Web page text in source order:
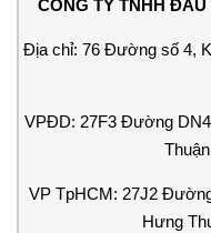
CÔNG TY TNHH
Địa chỉ: 76 Đường số 4,
VPĐD: 27F3 Đường
VP TpHCM: 27J2
Hưng